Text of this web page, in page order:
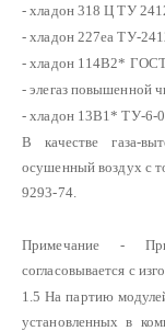
- хладон 318 Ц ТУ
- хладон 227еа ТУ-
- хладон 114В2*
- элегаз повышенной
- хладон 13В1* ТУ-6-
В качестве газа-
осушенный воздух с
9293-74.
Примечание -
согласовывается с
1.5 На партию
установленных в